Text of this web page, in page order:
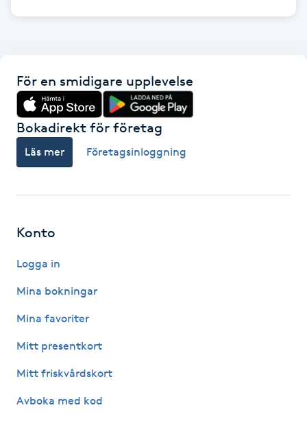
Fransk manikyr
Frekvensterapi
Friskvård
Färgning
G
För en smidigare upplevelse
Bokadirekt för företag
Läs mer Företagsinloggning
Konto
Logga in
Mina bokningar
Mina favoriter
Mitt presentkort
Mitt friskvårdskort
Avboka med kod